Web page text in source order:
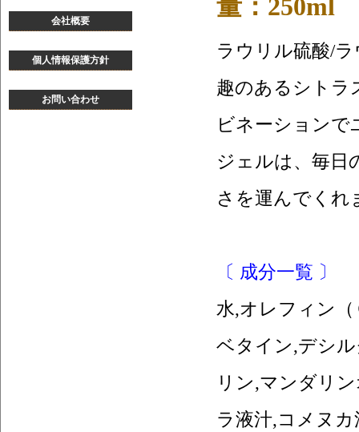
会社概要
個人情報保護方針
お問い合わせ
量：250ml
ラウリル硫酸/
趣のあるシトラ
ビネーション
ジェルは、毎日
さを運んでくれ
〔 成分一覧 〕
水,オレフィン
ベタイン,デシ
リン,マンダリ
ラ液汁,コメヌ